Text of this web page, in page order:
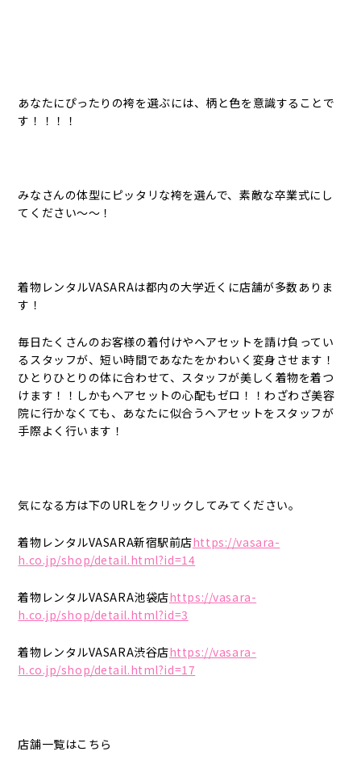
あなたにぴったりの袴を選ぶには、柄と色を意識することで
す！！！！
みなさんの体型にピッタリな袴を選んで、素敵な卒業式にし
てください～～！
着物レンタルVASARAは都内の大学近くに店舗が多数ありま
す！
毎日たくさんのお客様の着付けやヘアセットを請け負ってい
るスタッフが、短い時間であなたをかわいく変身させます！
ひとりひとりの体に合わせて、スタッフが美しく着物を着つ
けます！！しかもヘアセットの心配もゼロ！！わざわざ美容
院に行かなくても、あなたに似合うヘアセットをスタッフが
手際よく行います！
気になる方は下のURLをクリックしてみてください。
着物レンタルVASARA新宿駅前店https://vasara-
h.co.jp/shop/detail.html?id=14
着物レンタルVASARA池袋店https://vasara-
h.co.jp/shop/detail.html?id=3
着物レンタルVASARA渋谷店https://vasara-
h.co.jp/shop/detail.html?id=17
店舗一覧はこちら